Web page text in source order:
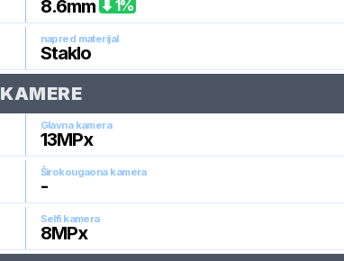
8.6mm 1%
napred materijal
Staklo
KAMERE
Glavna kamera
13MPx
Širokougaona kamera
-
Selfi kamera
8MPx